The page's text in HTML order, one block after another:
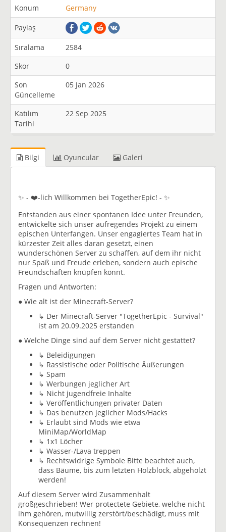
Konum Germany
Paylaş
Sıralama
2584
Skor
0
Son
Güncelleme
05 Jan 2026
Katılım
Tarihi
22 Sep 2025
Bilgi Oyuncular Galeri
✨ - ❤️-lich Willkommen bei TogetherEpic! - ✨
Entstanden aus einer spontanen Idee unter Freunden,
entwickelte sich unser aufregendes Projekt zu einem
epischen Unterfangen. Unser engagiertes Team hat in
kürzester Zeit alles daran gesetzt, einen
wunderschönen Server zu schaffen, auf dem ihr nicht
nur Spaß und Freude erleben, sondern auch epische
Freundschaften knüpfen könnt.
Fragen und Antworten:
● Wie alt ist der Minecraft-Server?
↳ Der Minecraft-Server "TogetherEpic - Survival"
ist am 20.09.2025 erstanden
● Welche Dinge sind auf dem Server nicht gestattet?
↳ Beleidigungen
↳ Rassistische oder Politische Äußerungen
↳ Spam
↳ Werbungen jeglicher Art
↳ Nicht jugendfreie Inhalte
↳ Veröffentlichungen privater Daten
↳ Das benutzen jeglicher Mods/Hacks
↳ Erlaubt sind Mods wie etwa
MiniMap/WorldMap
↳ 1x1 Löcher
↳ Wasser-/Lava treppen
↳ Rechtswidrige Symbole Bitte beachtet auch,
dass Bäume, bis zum letzten Holzblock, abgeholzt
werden!
Auf diesem Server wird Zusammenhalt
großgeschrieben! Wer protectete Gebiete, welche nicht
ihm gehören, mutwillig zerstört/beschädigt, muss mit
Konsequenzen rechnen!